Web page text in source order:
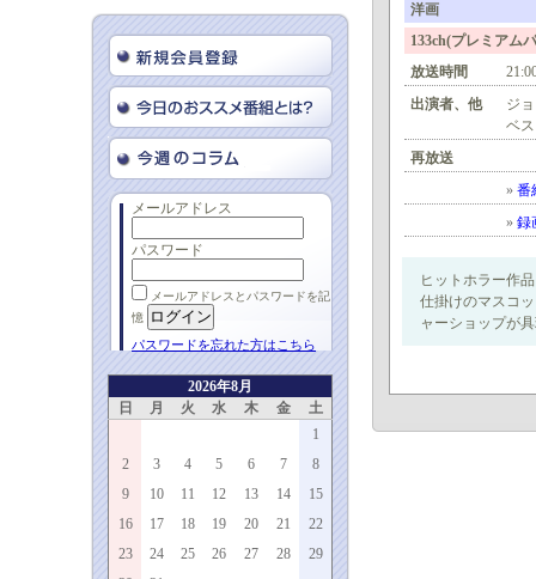
メールアドレス
パスワード
メールアドレスとパスワードを記
憶
パスワードを忘れた方はこちら
2026年8月
日
月 火 水 木 金
土
1
2
3 4 5 6 7
8
9
10 11 12 13 14
15
16
17 18 19 20 21
22
23
24 25 26 27 28
29
洋画
133ch(プレミア
放送時間
出演者、他
ジ
ベ
再放送
» 番
» 録
ヒットホラー作
仕掛けのマスコ
ャーショップが